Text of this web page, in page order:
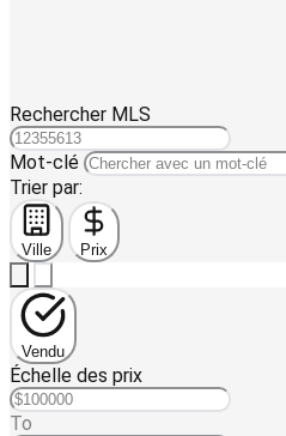
Rechercher MLS
Mot-clé
Trier par:
Ville Prix
Vendu
Échelle des prix
To